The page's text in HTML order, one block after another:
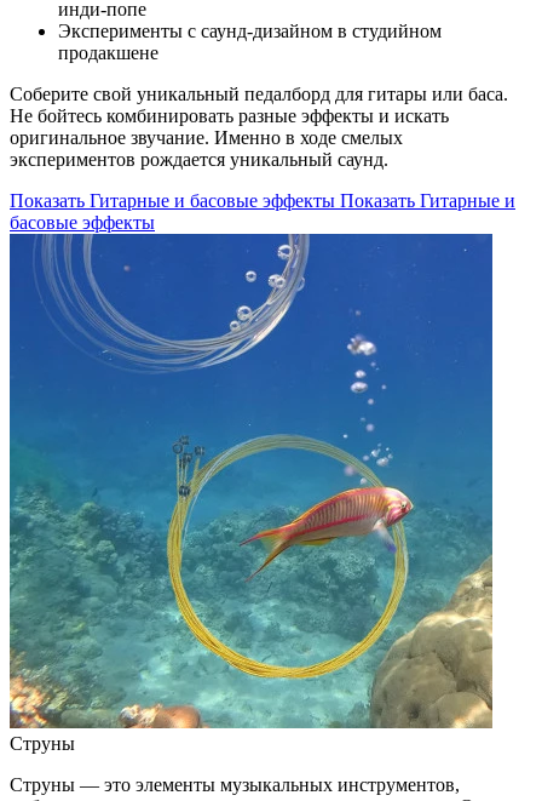
инди-попе
Эксперименты с саунд-дизайном в студийном
продакшене
Соберите свой уникальный педалборд для гитары или баса.
Не бойтесь комбинировать разные эффекты и искать
оригинальное звучание. Именно в ходе смелых
экспериментов рождается уникальный саунд.
Показать Гитарные и басовые эффекты Показать Гитарные и
басовые эффекты
Струны
Струны — это элементы музыкальных инструментов,